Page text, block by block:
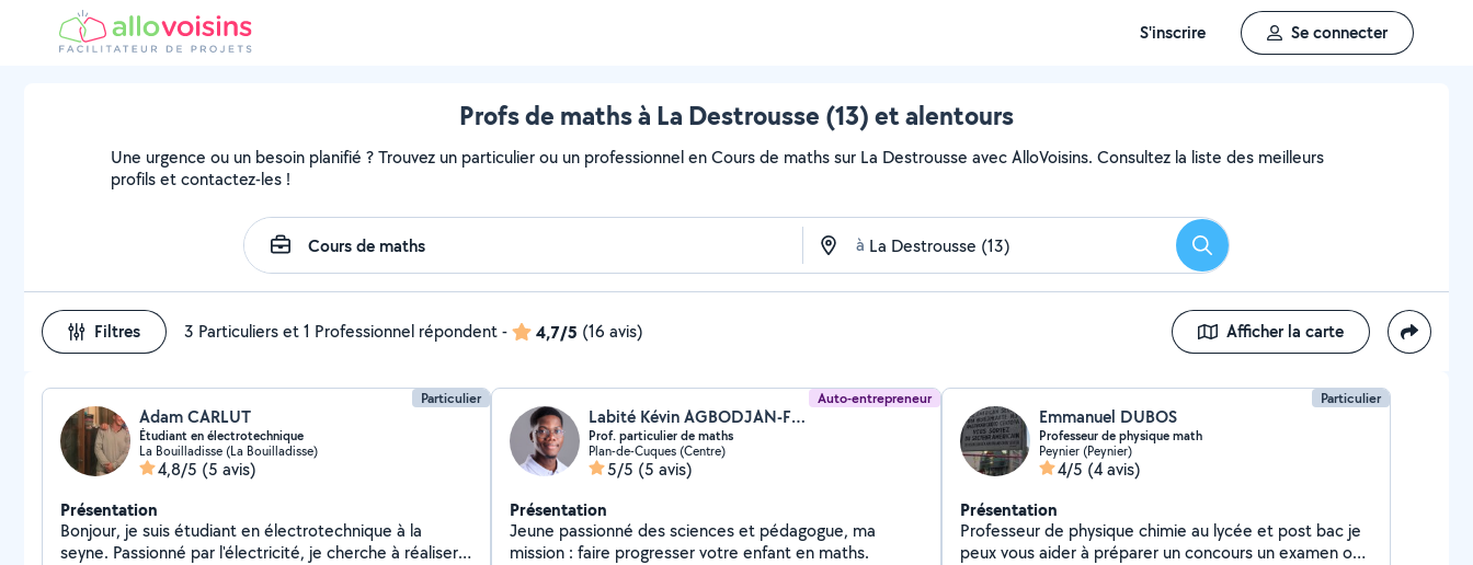
S'inscrire Se connecter
Profs de maths à La Destrousse (13) et alentours
Une urgence ou un besoin planifié ? Trouvez un particulier ou un professionnel en Cours de maths sur La Destrousse avec AlloVoisins. Consultez la liste des meilleurs
profils et contactez-les !
à Rechercher
Filtres 3 Particuliers et 1 Professionnel répondent- 4,7/5 (16 avis) Afficher la carte
Particulier
Adam CARLUT
Étudiant en électrotechnique
La Bouilladisse (La Bouilladisse)
4,8/5 (5 avis)
Présentation
Bonjour, je suis étudiant en électrotechnique à la
seyne. Passionné par l'électricité, je cherche à réaliser
Auto-entrepreneur
Labité Kévin AGBODJAN-FIOVI (LE PÉDAGOGUE)
Prof. particulier de maths
Plan-de-Cuques (Centre)
5/5 (5 avis)
Présentation
Jeune passionné des sciences et pédagogue, ma
mission : faire progresser votre enfant en maths.
Particulier
Emmanuel DUBOS
Professeur de physique math
Peynier (Peynier)
4/5 (4 avis)
Présentation
Professeur de physique chimie au lycée et post bac je
peux vous aider à préparer un concours un examen ou